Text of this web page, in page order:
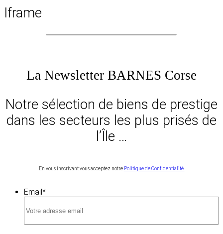
Iframe
La Newsletter BARNES Corse
Notre sélection de biens de prestige
dans les secteurs les plus prisés de
l’Île …
En vous inscrivant vous acceptez notre Politique de Confidentialité.
Email*